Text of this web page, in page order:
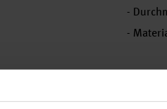
-
-